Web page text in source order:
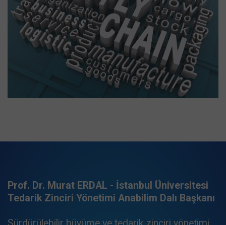
Prof. Dr. Murat ERDAL - İstanbul Üniversitesi
Tedarik Zinciri Yönetimi Anabilim Dalı Başkanı